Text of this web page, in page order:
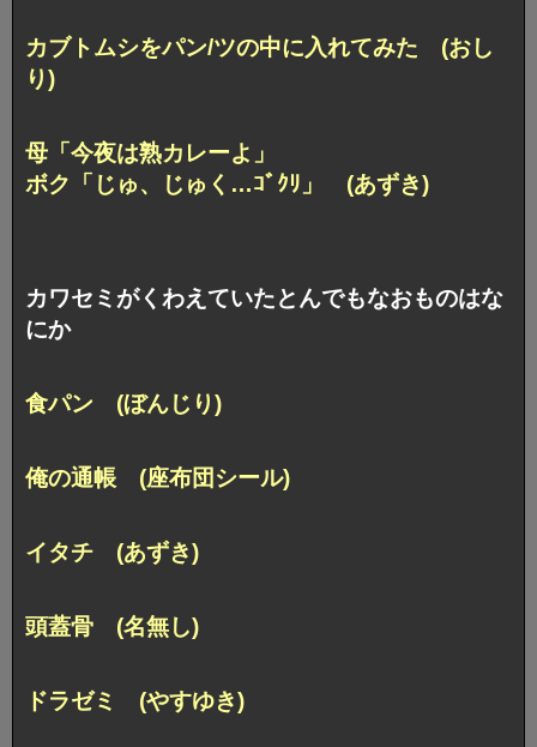
カブトムシをパン/ツの中に入れてみた (おし
り)
母「今夜は熟カレーよ」
ボク「じゅ、じゅく…ｺﾞｸﾘ」 (あずき)
カワセミがくわえていたとんでもなおものはな
にか
食パン (ぼんじり)
俺の通帳 (座布団シール)
イタチ (あずき)
頭蓋骨 (名無し)
ドラゼミ (やすゆき)